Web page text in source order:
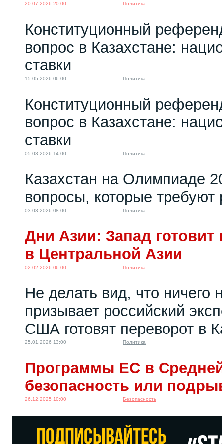
20.07.2026 20:00 Политика
Конституционный
вопрос в Казахстане:
ставки
15.05.2026 06:00 Политика
Конституционный
вопрос в Казахстане:
ставки
05.03.2026 14:00 Политика
Казахстан на Олимпиаде
вопросы, которые
03.03.2026 08:00 Политика
Дни Азии: Запад готовит
в Центральной Азии
02.02.2026 06:00 Политика
Не делать вид, что ничего
призывает российский
США готовят переворот в
25.01.2026 13:00 Политика
Программы ЕС в
безопасность или
26.12.2025 10:00 Безопасность